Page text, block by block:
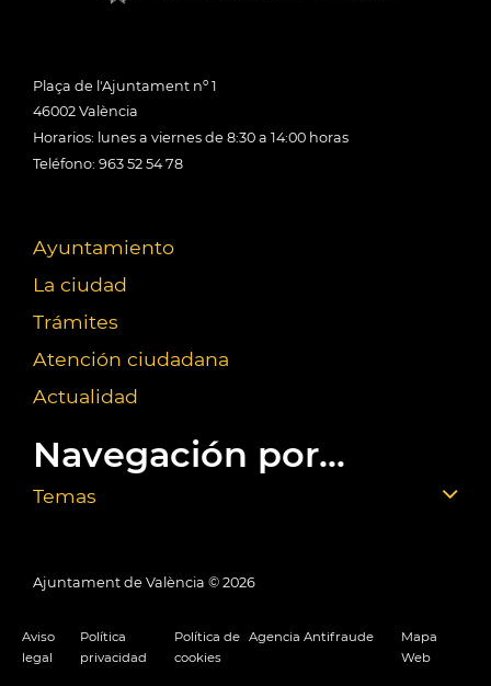
Plaça de l'Ajuntament nº 1
46002 València
Horarios: lunes a viernes de 8:30 a 14:00 horas
Teléfono: 963 52 54 78
Ayuntamiento
La ciudad
Trámites
Atención ciudadana
Actualidad
Navegación por...
Temas
Ajuntament de València © 2026
Aviso
legal
Política
privacidad
Política de
cookies
Agencia Antifraude
Mapa
Web